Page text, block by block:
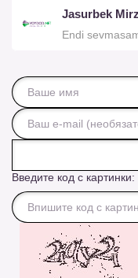
Jasurbek
Endi
Введите код с картинки: